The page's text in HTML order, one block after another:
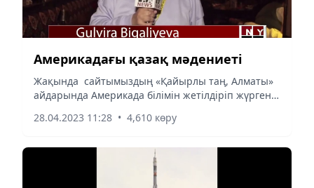
Америкадағы қазақ мәдениеті
Жақында сайтымыздың «Қайырлы таң, Алматы»
айдарында Америкада білімін жетілдіріп жүрген
жұртшылыққа сәлем жолдағаны туралы
28.04.2023 11:28 • 4,610 көру